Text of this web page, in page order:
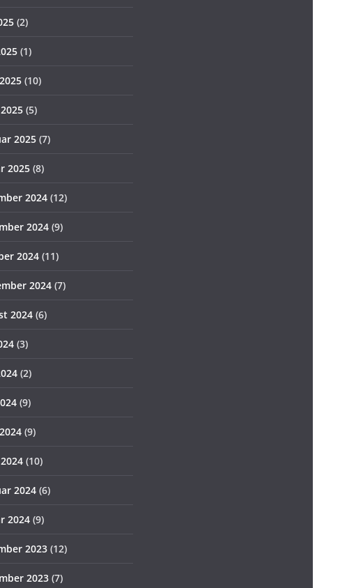
(2)
(1)
(10)
(5)
2025 (7)
2025 (8)
2024 (12)
2024 (9)
2024 (11)
2024 (7)
2024 (6)
(3)
(2)
(9)
(9)
(10)
2024 (6)
2024 (9)
2023 (12)
2023 (7)